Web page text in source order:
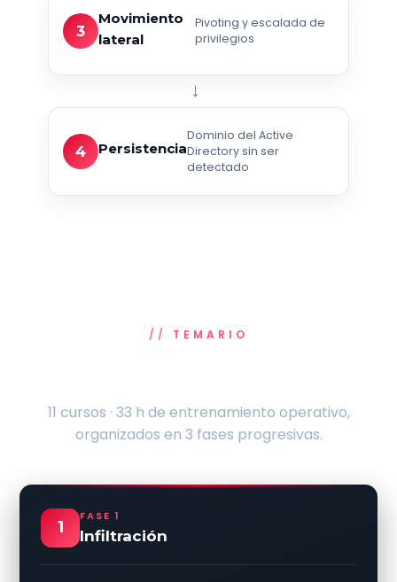
3
Movimiento
lateral
Pivoting y escalada de
privilegios
→
4 Persistencia
Dominio del Active
Directory sin ser
detectado
TEMARIO
11 cursos · 33 h de entrenamiento operativo,
organizados en 3 fases progresivas.
1
FASE 1
Infiltración